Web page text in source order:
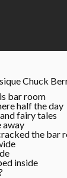
Chuck
bar room
half the day
fairy tales
away
the bar
inside